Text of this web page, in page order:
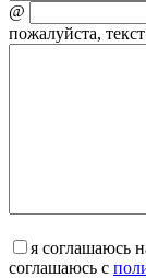
@
пожалуйста, текст
я соглашаюсь
соглашаюсь с